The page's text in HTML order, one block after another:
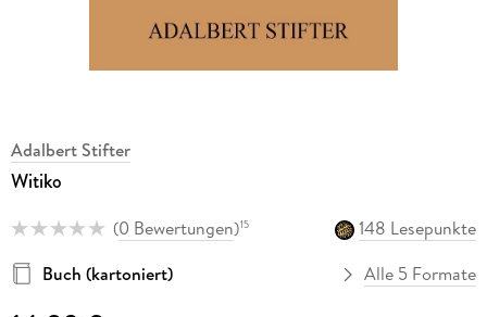
Adalbert Stifter
Witiko
(0 Bewertungen)15
148 Lesepunkte
Buch (kartoniert)
Alle 5 Formate